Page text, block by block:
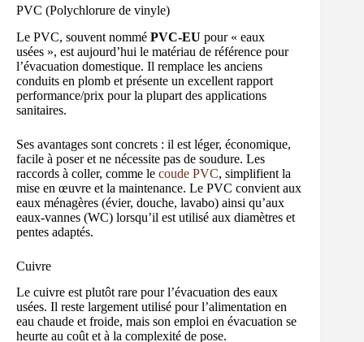
PVC (Polychlorure de vinyle)
Le PVC, souvent nommé PVC-EU pour « eaux
usées », est aujourd’hui le matériau de référence pour
l’évacuation domestique. Il remplace les anciens
conduits en plomb et présente un excellent rapport
performance/prix pour la plupart des applications
sanitaires.
Ses avantages sont concrets : il est léger, économique,
facile à poser et ne nécessite pas de soudure. Les
raccords à coller, comme le coude PVC, simplifient la
mise en œuvre et la maintenance. Le PVC convient aux
eaux ménagères (évier, douche, lavabo) ainsi qu’aux
eaux-vannes (WC) lorsqu’il est utilisé aux diamètres et
pentes adaptés.
Cuivre
Le cuivre est plutôt rare pour l’évacuation des eaux
usées. Il reste largement utilisé pour l’alimentation en
eau chaude et froide, mais son emploi en évacuation se
heurte au coût et à la complexité de pose.